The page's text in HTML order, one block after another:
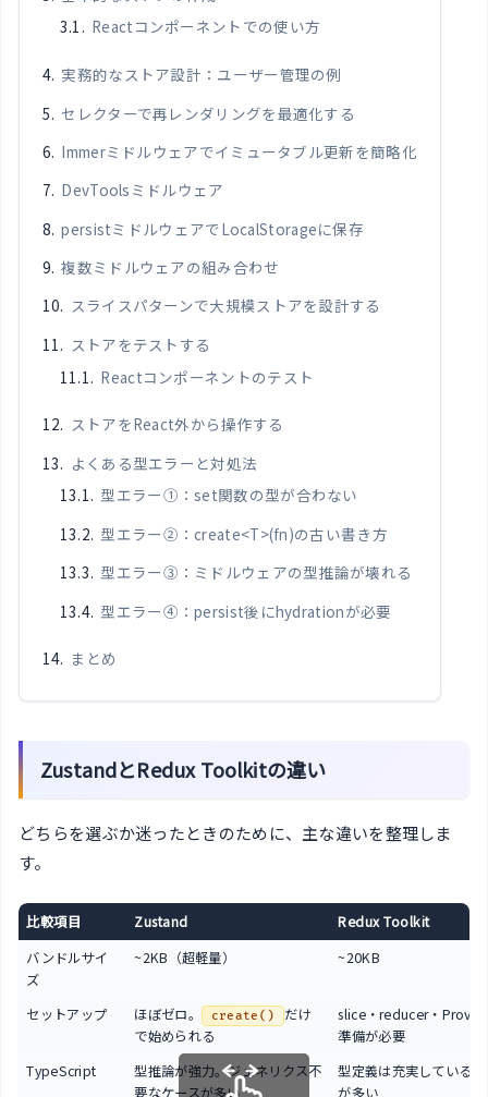
Reactコンポーネントでの使い方
実務的なストア設計：ユーザー管理の例
セレクターで再レンダリングを最適化する
Immerミドルウェアでイミュータブル更新を簡略化
DevToolsミドルウェア
persistミドルウェアでLocalStorageに保存
複数ミドルウェアの組み合わせ
スライスパターンで大規模ストアを設計する
ストアをテストする
Reactコンポーネントのテスト
ストアをReact外から操作する
よくある型エラーと対処法
型エラー①：set関数の型が合わない
型エラー②：create<T>(fn)の古い書き方
型エラー③：ミドルウェアの型推論が壊れる
型エラー④：persist後にhydrationが必要
まとめ
ZustandとRedux Toolkitの違い
どちらを選ぶか迷ったときのために、主な違いを整理しま
す。
比較項目 Zustand
Redux Toolkit
バンドルサイ
ズ
~2KB（超軽量） ~20KB
セットアップ ほぼゼロ。 create()
だけ
で始められる
slice・reducer・
準備が必要
TypeScript
型推論が強力。ジェネリクス不
要なケースが多い
型定義は充実している
が多い